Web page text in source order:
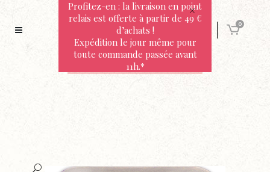
0
Profitez-en : la livraison en point
relais est offerte à partir de 49 €
d’achats !
Expédition le jour même pour
toute commande passée avant
11h.*